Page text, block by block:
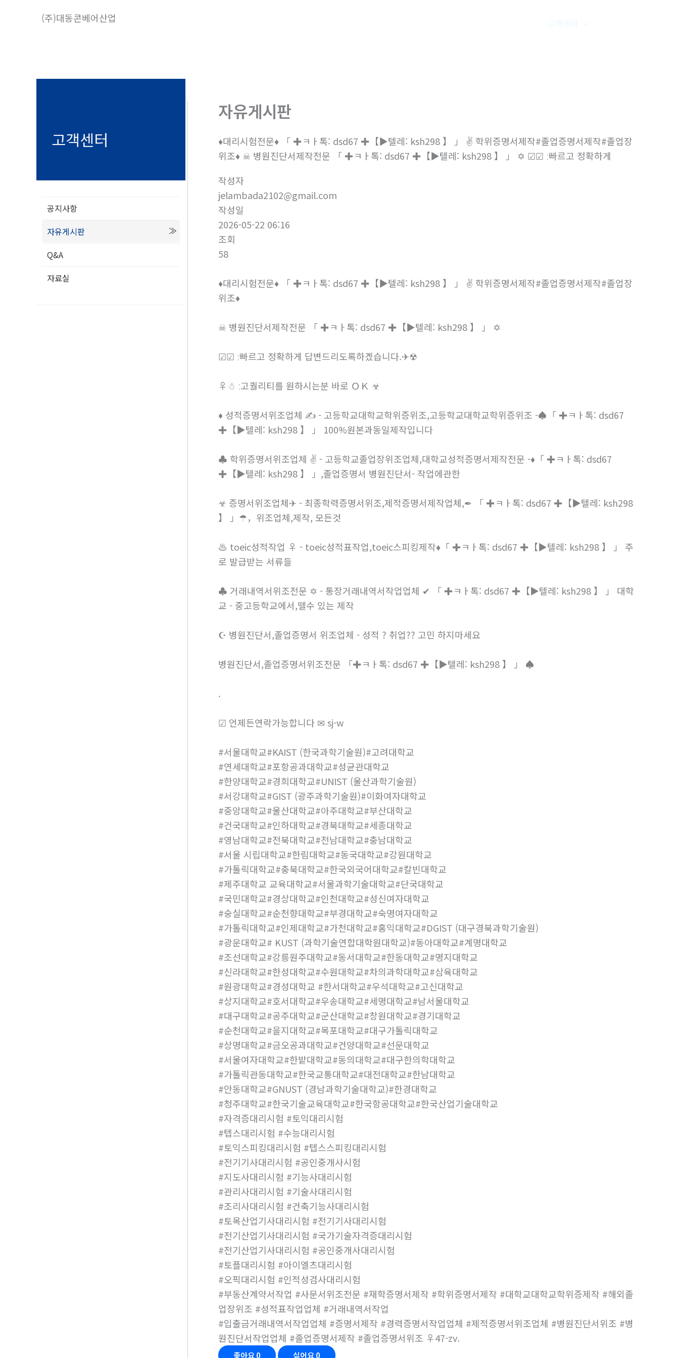
(주)대동콘베어산업 고객센터
고객센터
공지사항
자유게시판
Q&A
자료실
자유게시판
♦대리시험전문♦ 「 ✚ㅋㅏ톡: dsd67 ✚【▶텔레: ksh298 】 」 ✌ 학위증명서제작#졸업증명서제작#졸업장
위조♦ ☠ 병원진단서제작전문 「 ✚ㅋㅏ톡: dsd67 ✚【▶텔레: ksh298 】 」 ✡ ☑☑ ː빠르고 정확하게
작성자
jelambada2102@gmail.com
작성일
2026-05-22 06:16
조회
58
♦대리시험전문♦ 「 ✚ㅋㅏ톡: dsd67 ✚【▶텔레: ksh298 】 」 ✌ 학위증명서제작#졸업증명서제작#졸업장
위조♦
☠ 병원진단서제작전문 「 ✚ㅋㅏ톡: dsd67 ✚【▶텔레: ksh298 】 」 ✡
☑☑ ː빠르고 정확하게 답변드리도록하겠습니다.✈☢
♀☃ ː고퀄리티를 원하시는분 바로 ＯＫ ☣
♦ 성적증명서위조업체 ✍ - 고등학교대학교학위증위조,고등학교대학교학위증위조 -♠「 ✚ㅋㅏ톡: dsd67
✚【▶텔레: ksh298 】 」 100%원본과동일제작입니다
♣ 학위증명서위조업체 ✌ - 고등학교졸업장위조업체,대학교성적증명서제작전문 -♦「 ✚ㅋㅏ톡: dsd67
✚【▶텔레: ksh298 】 」,졸업증명서 병원진단서- 작업에관한
☣ 증명서위조업체✈ - 최종학력증명서위조,제적증명서제작업체,✒ 「 ✚ㅋㅏ톡: dsd67 ✚【▶텔레: ksh298
】 」☂，위조업체,제작, 모든것
♨ toeic성적작업 ♀ - toeic성적표작업,toeic스피킹제작♦「 ✚ㅋㅏ톡: dsd67 ✚【▶텔레: ksh298 】 」 주
로 발급받는 서류들
♣ 거래내역서위조전문 ✡ - 통장거래내역서작업업체 ✔ 「 ✚ㅋㅏ톡: dsd67 ✚【▶텔레: ksh298 】 」 대학
교 - 중고등학교에서,뗄수 있는 제작
☪ 병원진단서,졸업증명서 위조업체 - 성적 ? 취업?? 고민 하지마세요
병원진단서,졸업증명서위조전문 「✚ㅋㅏ톡: dsd67 ✚【▶텔레: ksh298 】 」 ♠
.
☑ 언제든연락가능합니다 ✉ sj-w
#서울대학교#KAIST (한국과학기술원)#고려대학교
#연세대학교#포항공과대학교#성균관대학교
#한양대학교#경희대학교#UNIST (울산과학기술원)
#서강대학교#GIST (광주과학기술원)#이화여자대학교
#중앙대학교#울산대학교#아주대학교#부산대학교
#건국대학교#인하대학교#경북대학교#세종대학교
#영남대학교#전북대학교#전남대학교#충남대학교
#서울 시립대학교#한림대학교#동국대학교#강원대학교
#가톨릭대학교#충북대학교#한국외국어대학교#칼빈대학교
#제주대학교 교육대학교#서울과학기술대학교#단국대학교
#국민대학교#경상대학교#인천대학교#성신여자대학교
#숭실대학교#순천향대학교#부경대학교#숙명여자대학교
#가톨릭대학교#인제대학교#가천대학교#홍익대학교#DGIST (대구경북과학기술원)
#광운대학교# KUST (과학기술연합대학원대학교)#동아대학교#계명대학교
#조선대학교#강릉원주대학교#동서대학교#한동대학교#명지대학교
#신라대학교#한성대학교#수원대학교#차의과학대학교#삼육대학교
#원광대학교#경성대학교 #한서대학교#우석대학교#고신대학교
#상지대학교#호서대학교#우송대학교#세명대학교#남서울대학교
#대구대학교#공주대학교#군산대학교#창원대학교#경기대학교
#순천대학교#을지대학교#목포대학교#대구가톨릭대학교
#상명대학교#금오공과대학교#건양대학교#선문대학교
#서울여자대학교#한밭대학교#동의대학교#대구한의학대학교
#가톨릭관동대학교#한국교통대학교#대전대학교#한남대학교
#안동대학교#GNUST (경남과학기술대학교)#한경대학교
#청주대학교#한국기술교육대학교#한국항공대학교#한국산업기술대학교
#자격증대리시험 #토익대리시험
#텝스대리시험 #수능대리시험
#토익스피킹대리시험 #텝스스피킹대리시험
#전기기사대리시험 #공인중개사시험
#지도사대리시험 #기능사대리시험
#관리사대리시험 #기술사대리시험
#조리사대리시험 #건축기능사대리시험
#토목산업기사대리시험 #전기기사대리시험
#전기산업기사대리시험 #국가기술자격증대리시험
#전기산업기사대리시험 #공인중개사대리시험
#토플대리시험 #아이엘츠대리시험
#오픽대리시험 #인적성검사대리시험
#부동산계약서작업 #사문서위조전문 #재학증명서제작 #학위증명서제작 #대학교대학교학위증제작 #해외졸
업장위조 #성적표작업업체 #거래내역서작업
#입출금거래내역서작업업체 #증명서제작 #경력증명서작업업체 #제적증명서위조업체 #병원진단서위조 #병
원진단서작업업체 #졸업증명서제작 #졸업증명서위조 ♀47-zv.
좋아요0 싫어요0